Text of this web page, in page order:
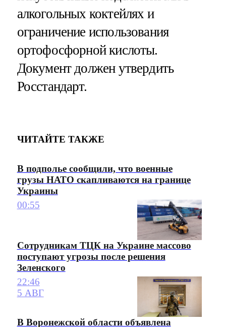
алкогольных коктейлях и
ограничение использования
ортофосфорной кислоты.
Документ должен утвердить
Росстандарт.
ЧИТАЙТЕ ТАКЖЕ
В подполье сообщили, что военные
грузы НАТО скапливаются на границе
Украины
00:55
Сотрудникам ТЦК на Украине массово
поступают угрозы после решения
Зеленского
22:46
5 АВГ
В Воронежской области объявлена